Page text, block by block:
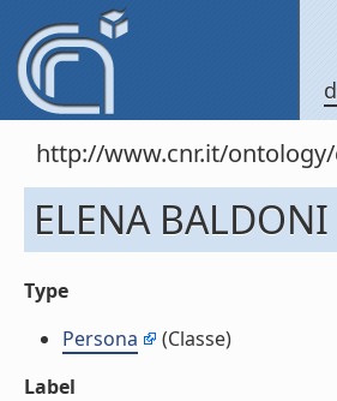
http://www.cnr.it/
ELENA BALDONI
Type
Persona
(Classe)
Label